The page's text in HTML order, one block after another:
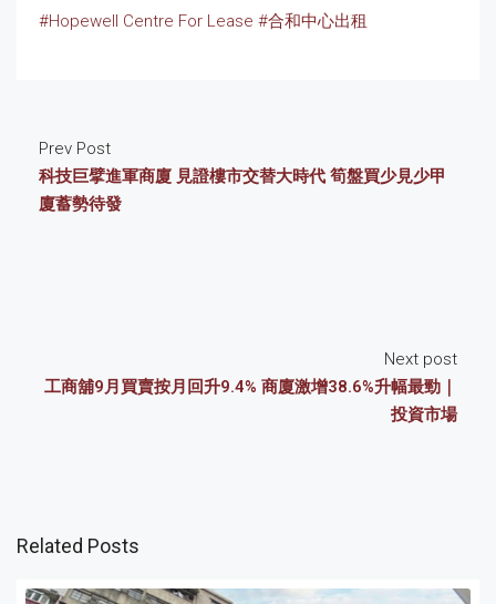
#Hopewell Centre For Lease #合和中心出租
Prev Post
科技巨擘進軍商廈 見證樓市交替大時代 筍盤買少見少甲
廈蓄勢待發
Next post
工商舖9月買賣按月回升9.4% 商廈激增38.6%升幅最勁｜
投資市場
Related Posts